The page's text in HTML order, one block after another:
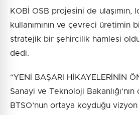
KOBİ OSB projesini de ulaşımın,
kullanımının ve çevreci üretimin
stratejik bir şehircilik hamlesi
dedi.
“YENİ BAŞARI HİKAYELERİNİN
Sanayi ve Teknoloji
BTSO’nun ortaya koyduğu